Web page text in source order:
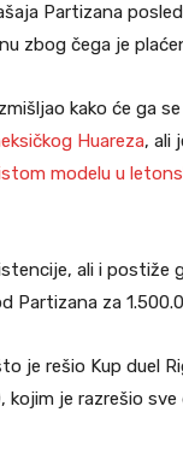
Partizana
zbog čega je
kako će ga
Huareza, ali
modelu u
ali i postiže
Partizana za
je rešio Kup duel
je razrešio sve